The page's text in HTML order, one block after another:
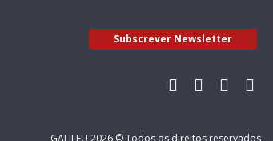
Subscrever Newsletter
GALILEU 2026 © Todos os direitos reservados